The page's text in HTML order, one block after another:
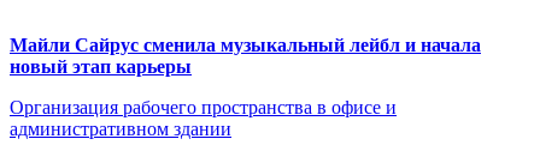
Майли Сайрус сменила музыкальный лейбл и начала
новый этап карьеры
Организация рабочего пространства в офисе и
административном здании